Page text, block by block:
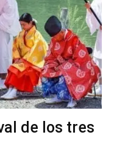
de los tres